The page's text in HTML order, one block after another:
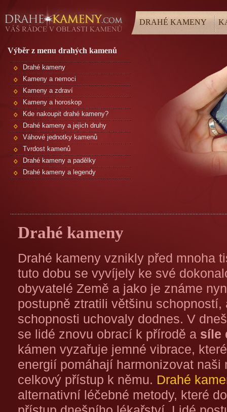
DRAHÉ KAMENY
Výběr z menu drahých kamenů
Drahé kameny
Kameny a nemoci
Kameny a zdraví
Kameny a horoskop
Kde nakoupit drahé kameny?
Drahé kameny a jejich druhy
Váhové jednotky kamenů
Tvrdost kamenů
Drahé kameny a padělky
Drahé kameny a legendy
Drahé kameny
Drahé kameny vznikly před mnoha
tuto dobu se vyvíjely ke své
obyvatelé Země a jako je známe
postupně ztratili většinu
schopnosti uchovaly dodnes. V
se lidé znovu obrací k přírodě a síle
kámen vyzařuje jemné vibrace,
energií pomáhají harmonizovat naši
celkový přístup k němu. Drahé
alternativní léčebné metody, které